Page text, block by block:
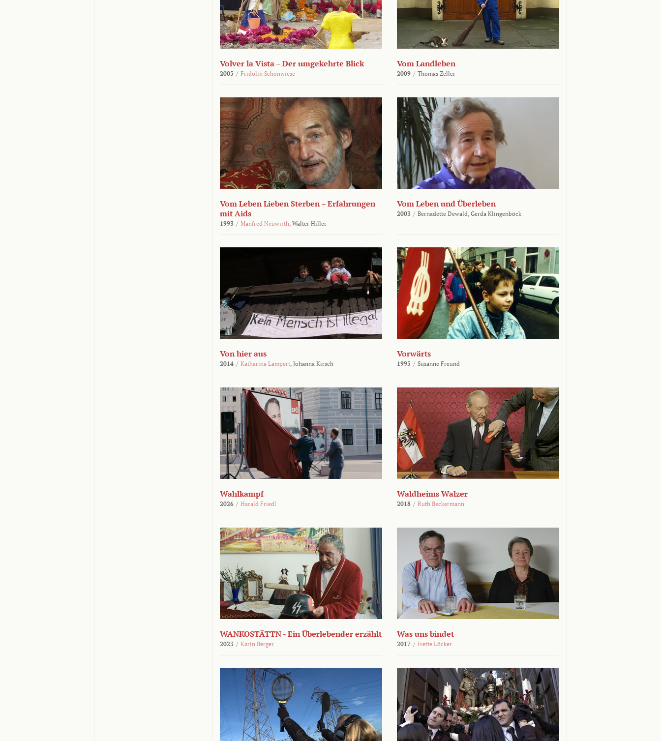
Volver la Vista – Der umgekehrte Blick
2005 / Fridolin Schönwiese
Vom Landleben
2009 / Thomas Zeller
Vom Leben Lieben Sterben – Erfahrungen
mit Aids
1993 / Manfred Neuwirth, Walter Hiller
Vom Leben und Überleben
2003 / Bernadette Dewald, Gerda Klingenböck
Von hier aus
2014 / Katharina Lampert, Johanna Kirsch
Vorwärts
1995 / Susanne Freund
Wahlkampf
2026 / Harald Friedl
Waldheims Walzer
2018 / Ruth Beckermann
WANKOSTÄTTN - Ein Überlebender erzählt
2023 / Karin Berger
Was uns bindet
2017 / Ivette Löcker